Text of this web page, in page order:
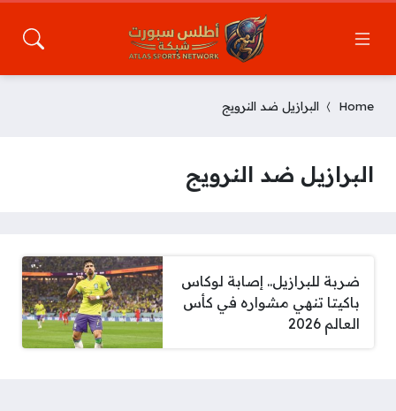
Home البرازيل ضد النرويج
البرازيل ضد النرويج
ضربة للبرازيل.. إصابة لوكاس
باكيتا تنهي مشواره في كأس
العالم 2026